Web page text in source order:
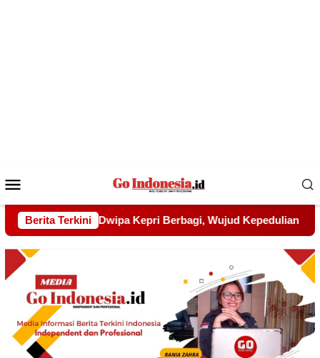
Mobile
Berita Terkini
Kepedulian kepada Pondok Tahfidz Yatim dan Dhuafa Al-